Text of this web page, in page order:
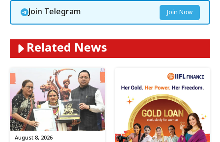
Join Telegram Join Now
Related News
August 8, 2026